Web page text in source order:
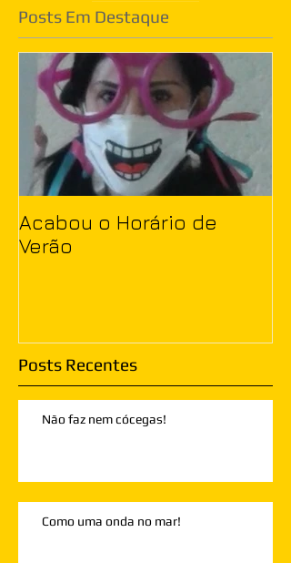
Posts Em Destaque
Acabou o Horário de
Verão
Posts Recentes
Não faz nem cócegas!
Como uma onda no mar!